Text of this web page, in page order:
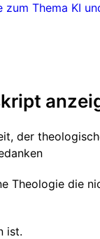
zum Thema KI
der
Theologie die
ist.